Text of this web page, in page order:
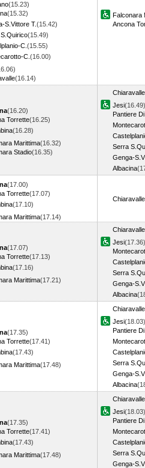
(15.23)
(15.32)
S.Vittore T.(15.42)
(15.49)
C. (15.55)
C. (16.00)
(16.14)
Falconara
Ancona
(16.20)
Torrette(16.25)
(16.28)
Marittima(16.32)
Stadio(16.35)
Chiaravalle
Jesi(16.49)
Pantiere Di
Serra
Genga-
Albacina
(17.00)
Torrette(17.07)
(17.10)
Marittima(17.14)
Chiaravalle
(17.07)
Torrette(17.13)
(17.16)
Marittima(17.21)
Chiaravalle
Jesi(17.36)
Serra
Genga-
Albacina
(17.35)
Torrette(17.41)
(17.43)
Marittima(17.48)
Chiaravalle
Jesi(18.03)
Pantiere Di
Serra
Genga-
Albacina
(17.35)
Torrette(17.41)
(17.43)
Marittima(17.48)
Chiaravalle
Jesi(18.03)
Pantiere Di
Serra
Genga-